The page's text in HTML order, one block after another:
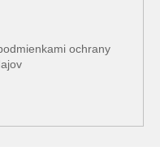
ochrany